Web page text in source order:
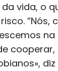
vida, o
”Nós,
na
cooperar,
diz